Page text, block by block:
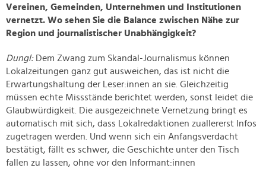
Vereinen, Gemeinden, Unternehmen und Institutionen
vernetzt. Wo sehen Sie die Balance zwischen Nähe zur
Region und journalistischer Unabhängigkeit?
Dungl: Dem Zwang zum Skandal-Journalismus können
Lokalzeitungen ganz gut ausweichen, das ist nicht die
Erwartungshaltung der Leser:innen an sie. Gleichzeitig
müssen echte Missstände berichtet werden, sonst leidet die
Glaubwürdigkeit. Die ausgezeichnete Vernetzung bringt es
automatisch mit sich, dass Lokalredaktionen zuallererst Infos
zugetragen werden. Und wenn sich ein Anfangsverdacht
bestätigt, fällt es schwer, die Geschichte unter den Tisch
fallen zu lassen, ohne vor den Informant:innen